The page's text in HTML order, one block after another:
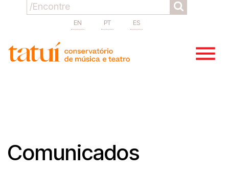
EN PT ES
Comunicados